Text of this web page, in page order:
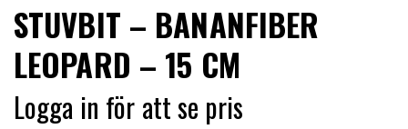
STUVBIT – BANANFIBER
LEOPARD – 15 CM
Logga in för att se pris